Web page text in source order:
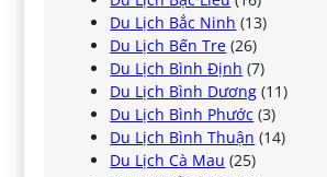
Du Lịch Bắc Ninh (13)
Du Lịch Bến Tre (26)
Du Lịch Bình Định (7)
Du Lịch Bình Dương (11)
Du Lịch Bình Phước (3)
Du Lịch Bình Thuận (14)
Du Lịch Cà Mau (25)